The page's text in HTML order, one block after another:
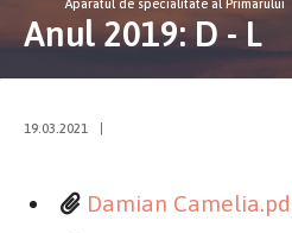
Aparatul de specialitate al Primarului
Anul 2019: D - L
19.03.2021
Damian